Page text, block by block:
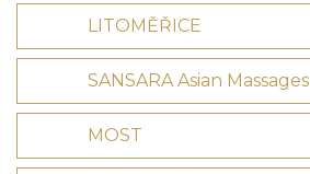
LITOMĚŘICE
SANSARA Asian Massages
MOST